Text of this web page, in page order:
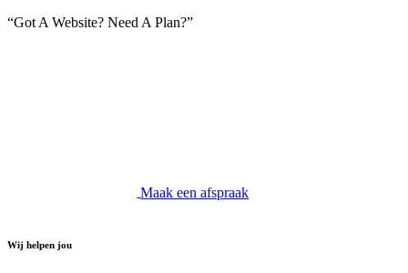
“Got A Website? Need A Plan?”
Maak een afspraak
Wij helpen jou